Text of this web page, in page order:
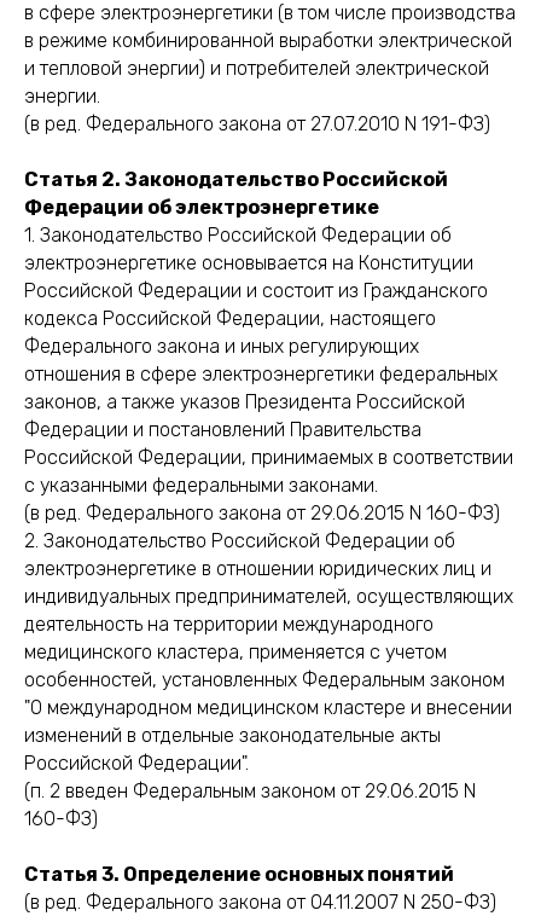
в сфере электроэнергетики (в том числе производства
в режиме комбинированной выработки электрической
и тепловой энергии) и потребителей электрической
энергии.
(в ред. Федерального закона от 27.07.2010 N 191-ФЗ)
Статья 2. Законодательство Российской
Федерации об электроэнергетике
1. Законодательство Российской Федерации об
электроэнергетике основывается на Конституции
Российской Федерации и состоит из Гражданского
кодекса Российской Федерации, настоящего
Федерального закона и иных регулирующих
отношения в сфере электроэнергетики федеральных
законов, а также указов Президента Российской
Федерации и постановлений Правительства
Российской Федерации, принимаемых в соответствии
с указанными федеральными законами.
(в ред. Федерального закона от 29.06.2015 N 160-ФЗ)
2. Законодательство Российской Федерации об
электроэнергетике в отношении юридических лиц и
индивидуальных предпринимателей, осуществляющих
деятельность на территории международного
медицинского кластера, применяется с учетом
особенностей, установленных Федеральным законом
"О международном медицинском кластере и внесении
изменений в отдельные законодательные акты
Российской Федерации".
(п. 2 введен Федеральным законом от 29.06.2015 N
160-ФЗ)
Статья 3. Определение основных понятий
(в ред. Федерального закона от 04.11.2007 N 250-ФЗ)